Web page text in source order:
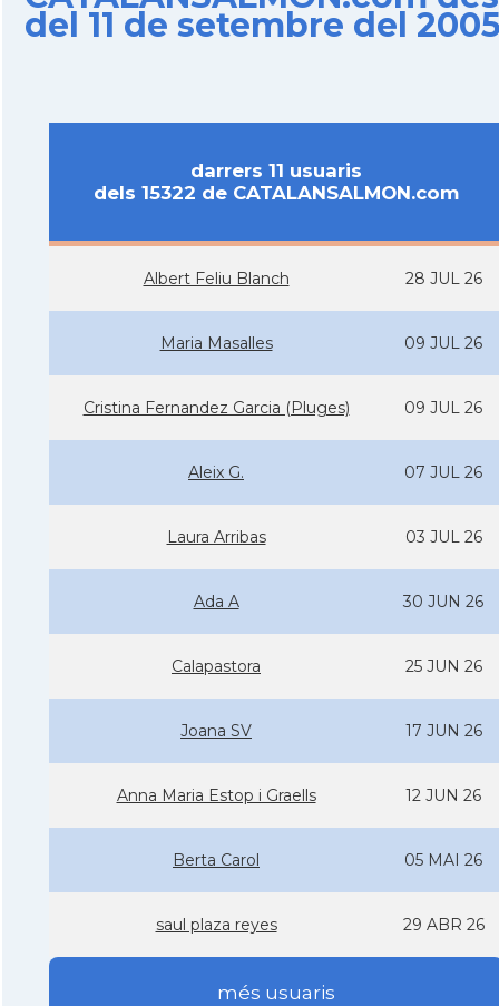
del 11 de setembre del
darrers 11 usuaris
dels 15322 de CATALANSALMON.com
Albert Feliu Blanch 28 JUL 26
Maria Masalles 09 JUL 26
Cristina Fernandez Garcia (Pluges) 09 JUL 26
Aleix G. 07 JUL 26
Laura Arribas 03 JUL 26
Ada A 30 JUN 26
Calapastora 25 JUN 26
Joana SV 17 JUN 26
Anna Maria Estop i Graells 12 JUN 26
Berta Carol 05 MAI 26
saul plaza reyes 29 ABR 26
més usuaris